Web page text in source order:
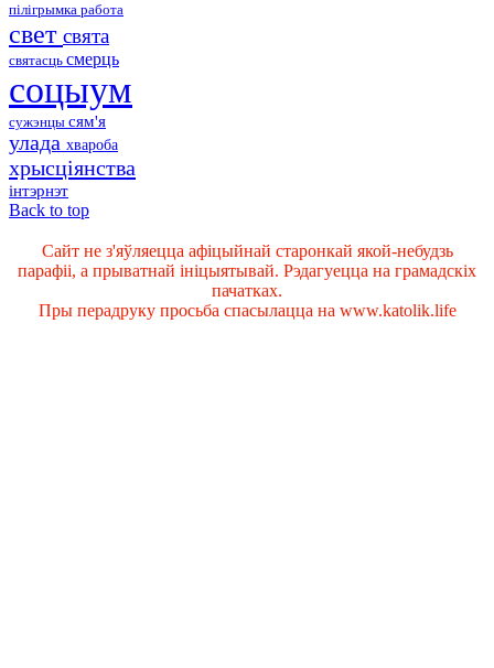
пілігрымка работа
свет свята
святасць смерць
соцыум
сужэнцы сям'я
улада хвароба
хрысціянства
інтэрнэт
Back to top
Сайт не з'яўляецца афіцыйнай старонкай якой-небудзь
парафіі, а прыватнай ініцыятывай. Рэдагуецца на грамадскіх
пачатках.
Пры перадруку просьба спасылацца на www.katolik.life